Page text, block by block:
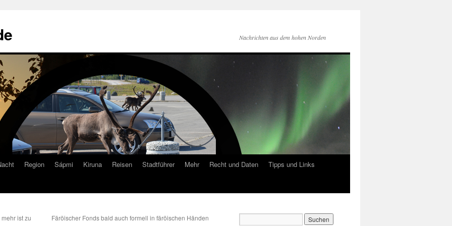
Nachrichten aus dem hohen Norden
Region Sápmi Kiruna Reisen Stadtführer Mehr Recht und Daten
Tipps und Links
ist zu
Färöischer Fonds bald auch formell in färöischen Händen